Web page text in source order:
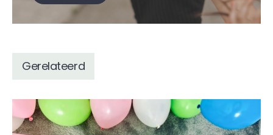
Gerelateerd